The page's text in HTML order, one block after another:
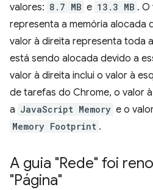
valores: 8.7 MB e 13.3 MB .
representa a memória alocada
valor à direita representa toda
está sendo alocada devido a
valor à direita inclui o valor à
de tarefas do Chrome, o valor
a JavaScript Memory e o
Memory Footprint .
A guia "Rede" foi
"Página"